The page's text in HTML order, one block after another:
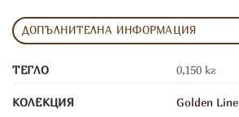
ДОПЪЛНИТЕЛНА ИНФОРМАЦИЯ
ТЕГЛО 0,150 кг
КОЛЕКЦИЯ Golden Line